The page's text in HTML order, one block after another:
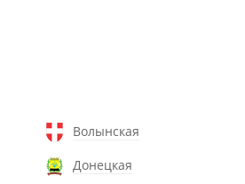
Волынская
Донецкая